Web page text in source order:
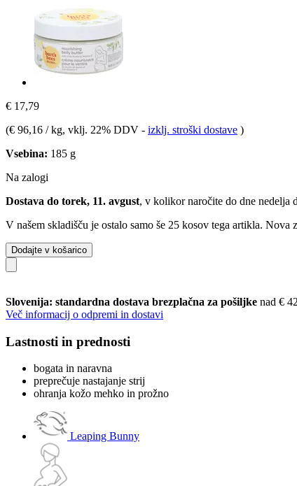
€ 17,79
(€ 96,16 / kg, vklj. 22% DDV - izklj. stroški dostave )
Vsebina: 185 g
Na zalogi
Dostava do torek, 11. avgust, v kolikor naročite do dne nedelja
V našem skladišču je ostalo samo še 25 kosov tega artikla.
Dodajte v košarico
Slovenija: standardna dostava brezplačna za pošiljke nad €
Več informacij o odpremi in dostavi
Lastnosti in prednosti
bogata in naravna
preprečuje nastajanje strij
ohranja kožo mehko in prožno
Leaping Bunny